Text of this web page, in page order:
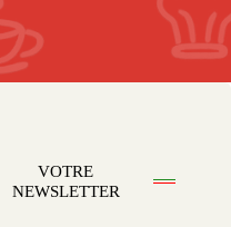
VOTRE
NEWSLETTER